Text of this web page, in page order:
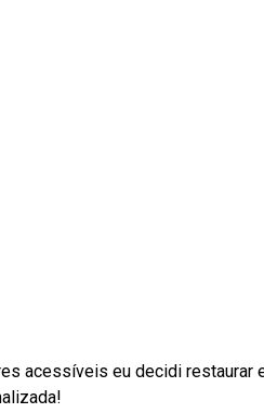
acessíveis eu decidi restaurar